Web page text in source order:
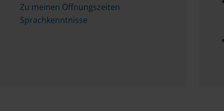
Zu meinen Öffnungszeiten
Sprachkenntnisse